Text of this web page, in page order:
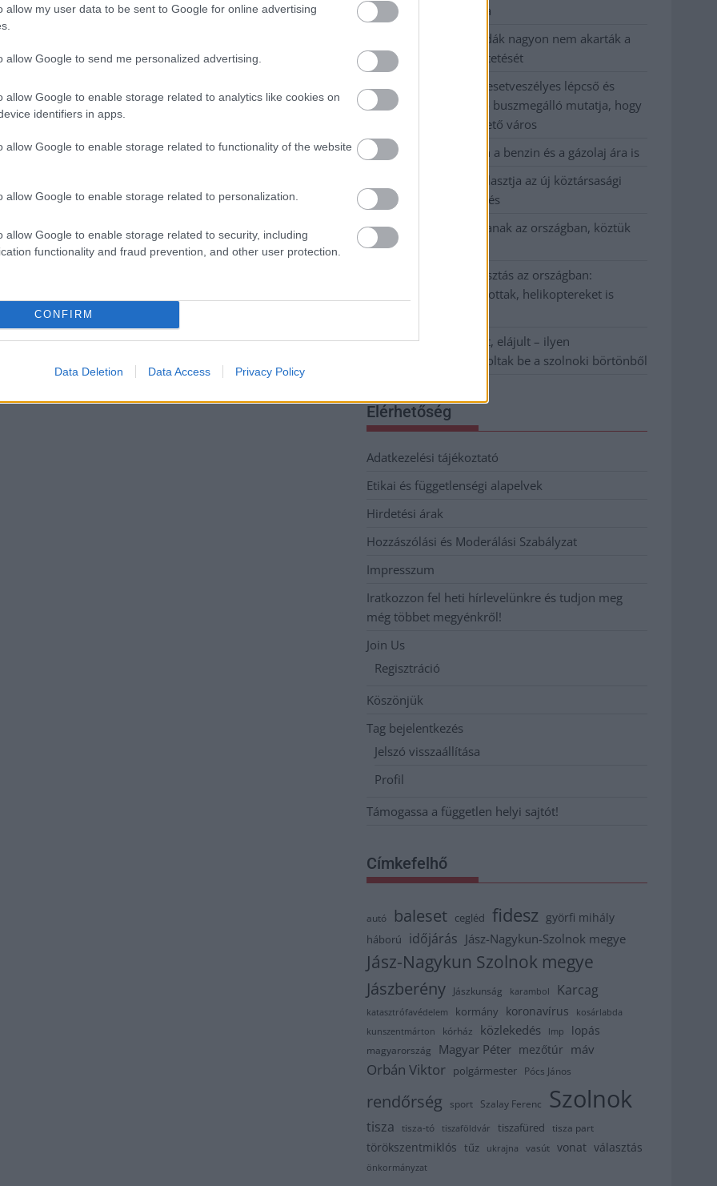
allow my user data to be sent to Google for online advertising
allow Google to send me personalized advertising.
allow Google to enable storage related to analytics like cookies on
identifiers in apps.
allow Google to enable storage related to functionality of the website
allow Google to enable storage related to personalization.
allow Google to enable storage related to security, including
functionality and fraud prevention, and other user protection.
CONFIRM
Data Deletion Data Access Privacy Policy
kevesebbet vittek haza
A Szolnok megyei gazdák nagyon nem akarták a
JÉGER további üzemeltetését
Csendélet 5.0: alig balesetveszélyes lépcső és
remek állapotban levő buszmegálló mutatja, hogy
Szolnok mennyire élhető város
Pénteken újra csökken a benzin és a gázolaj ára is
Napokon belül megválasztja az új köztársasági
elnököt az Országgyűlés
Kiterjedt tüzek pusztítanak az országban, köztük
Karcagon
Harmadfokú hőségriasztás az országban:
Szolnokon klímát javítottak, helikoptereket is
A zárkában rosszul lett, elájult – ilyen
körülményekről számoltak be a szolnoki börtönből
Elérhetőség
Adatkezelési tájékoztató
Etikai és függetlenségi alapelvek
Hirdetési árak
Hozzászólási és Moderálási Szabályzat
Impresszum
Iratkozzon fel heti hírlevelünkre és tudjon meg
még többet megyénkről!
Join Us
Regisztráció
Köszönjük
Tag bejelentkezés
Jelszó visszaállítása
Profil
Támogassa a független helyi sajtót!
Címkefelhő
autó baleset cegléd fidesz györfi mihály
háború időjárás Jász-Nagykun-Szolnok megye
Jász-Nagykun Szolnok megye
Jászberény Jászkunság karambol Karcag
katasztrófavédelem kormány koronavírus
kosárlabda
kunszentmárton
kórház közlekedés lmp lopás
magyarország Magyar Péter mezőtúr máv
Orbán Viktor polgármester Pócs János
rendőrség sport Szalay Ferenc Szolnok
tisza tisza-tó tiszaföldvár tiszafüred tisza part
törökszentmiklós tűz ukrajna vasút vonat választás
önkormányzat